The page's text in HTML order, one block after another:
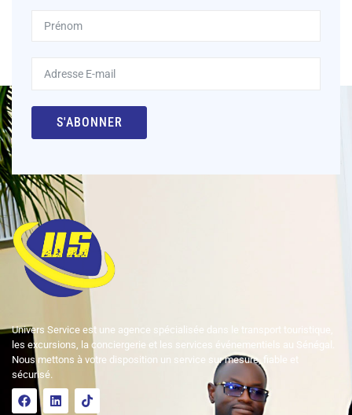
S'ABONNER
Univers Service est une agence spécialisée dans le transport touristique,
les excursions, la conciergerie et les services événementiels au Sénégal.
Nous mettons à votre disposition un service sur mesure, fiable et
sécurisé.